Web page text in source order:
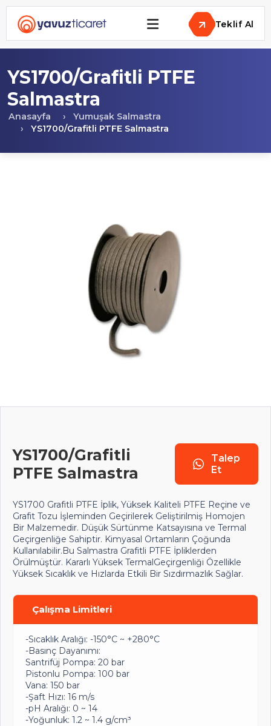
Teklif Al
YS1700/Grafitli PTFE
Salmastra
Anasayfa
Yumuşak Salmastra
YS1700/Grafitli PTFE Salmastra
YS1700/Grafitli
PTFE Salmastra
Talep
Et
YS1700 Grafitli PTFE İplik, Yüksek Kaliteli PTFE Reçine ve
Grafit Tozu İşleminden Geçirilerek Geliştirilmiş Homojen
Bir Malzemedir. Düşük Sürtünme Katsayısına ve Termal
Geçirgenliğe Sahiptir. Kimyasal Ortamların Çoğunda
Kullanılabilir.Bu Salmastra Grafitli PTFE İpliklerden
Örülmüştür. Kararlı Yüksek TermalGeçirgenliği Özellikle
Yüksek Sıcaklık ve Hızlarda Etkili Bir Sızdırmazlık Sağlar.
Çalışma Limitleri
-Sıcaklık Aralığı: -150°C ~ +280°C
-Basınç Dayanımı:
Santrifüj Pompa: 20 bar
Pistonlu Pompa: 100 bar
Vana: 150 bar
-Şaft Hızı: 16 m/s
-pH Aralığı: 0 ~ 14
-Yoğunluk: 1.2 ~ 1.4 g/cm³